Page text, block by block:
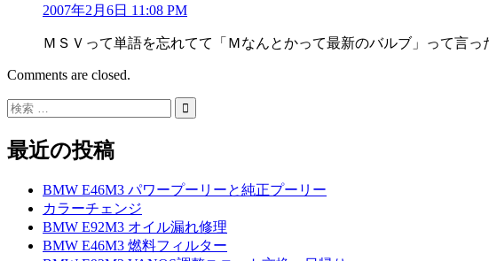
2007年2月6日 11:08 PM
ＭＳＶって単語を忘れてて「Ｍなんとかって最新のバルブ」って言
Comments are closed.
最近の投稿
BMW E46M3 パワープーリーと純正プーリー
カラーチェンジ
BMW E92M3 オイル漏れ修理
BMW E46M3 燃料フィルター